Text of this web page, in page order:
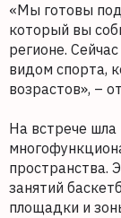
«Мы готовы
который вы
регионе.
видом спорта,
возрастов», –
На встрече шла
пространства.
занятий
площадки и